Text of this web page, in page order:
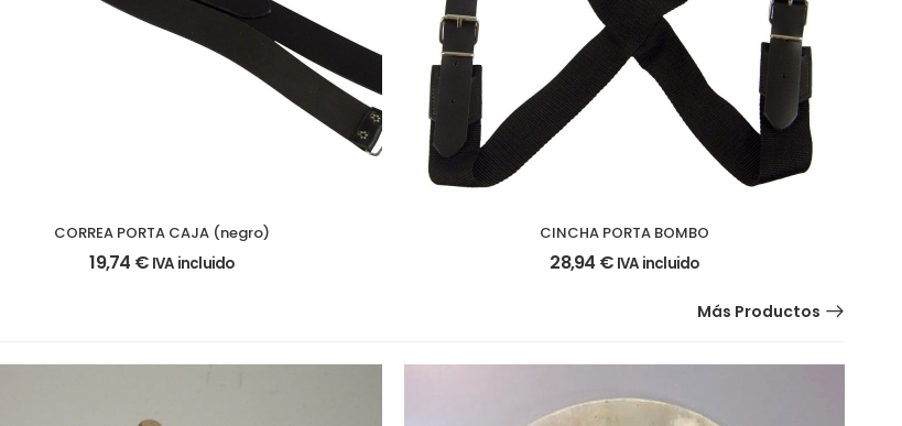
CORREA PORTA CAJA (negro)
19,74 € IVA incluido
CINCHA PORTA BOMBO
28,94 € IVA incluido
Más Productos